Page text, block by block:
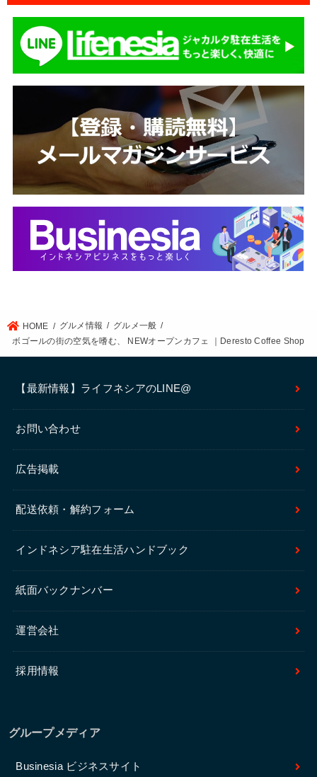
HOME グルメ情報
グルメ一般
ボゴールの街の空気を嗜む、 NEWオープンカフェ ｜Deresto Coffee Shop
【最新情報】ライフネシアのLINE@
お問い合わせ
広告掲載
配送依頼・解約フォーム
インドネシア駐在生活ハンドブック
紙面バックナンバー
運営会社
採用情報
グループメディア
Businesia ビジネスサイト